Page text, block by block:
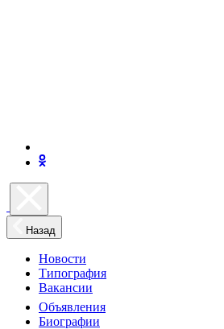
Назад
Новости
Типография
Вакансии
Объявления
Биографии